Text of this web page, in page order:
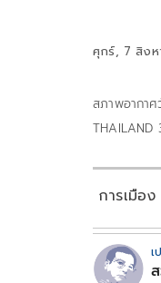
ศุกร์, 7 สิง
สภาพอากา
THAILAND
การเมือง
เ